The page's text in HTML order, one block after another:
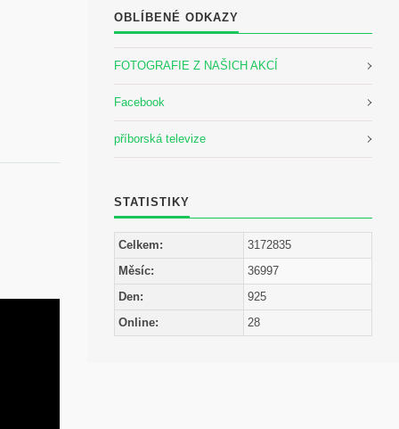
OBLÍBENÉ ODKAZY
FOTOGRAFIE Z NAŠICH AKCÍ
Facebook
příborská televize
STATISTIKY
Online: 28
Celkem:
3172835
Měsíc:
36997
Den:
925